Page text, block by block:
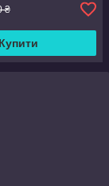
₴
Купити